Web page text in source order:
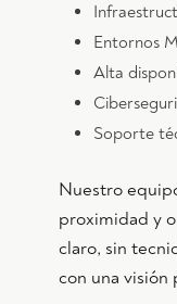
Entornos
Alta
Soporte
Nuestro
proximidad y
claro, sin
con una visión